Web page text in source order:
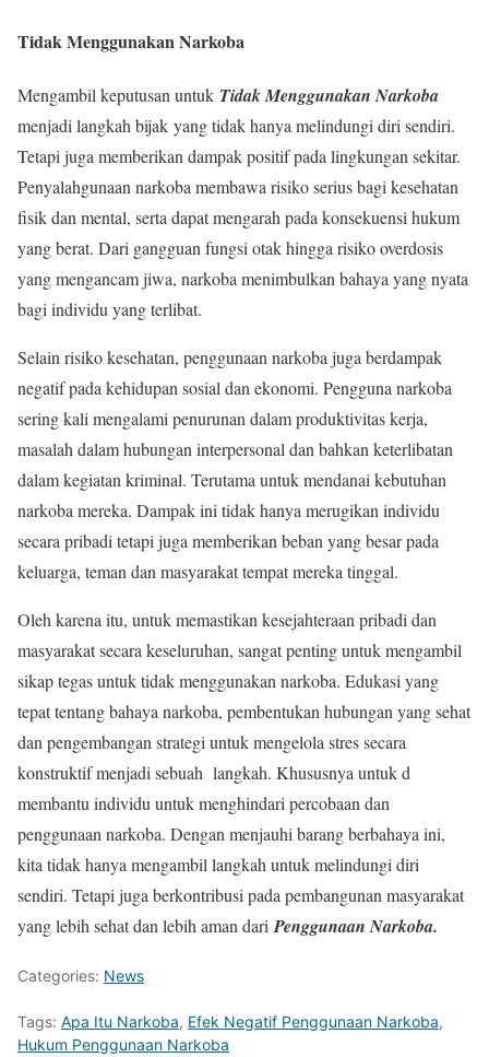
Tidak Menggunakan Narkoba
Mengambil keputusan untuk Tidak Menggunakan Narkoba
menjadi langkah bijak yang tidak hanya melindungi diri sendiri.
Tetapi juga memberikan dampak positif pada lingkungan sekitar.
Penyalahgunaan narkoba membawa risiko serius bagi kesehatan
fisik dan mental, serta dapat mengarah pada konsekuensi hukum
yang berat. Dari gangguan fungsi otak hingga risiko overdosis
yang mengancam jiwa, narkoba menimbulkan bahaya yang nyata
bagi individu yang terlibat.
Selain risiko kesehatan, penggunaan narkoba juga berdampak
negatif pada kehidupan sosial dan ekonomi. Pengguna narkoba
sering kali mengalami penurunan dalam produktivitas kerja,
masalah dalam hubungan interpersonal dan bahkan keterlibatan
dalam kegiatan kriminal. Terutama untuk mendanai kebutuhan
narkoba mereka. Dampak ini tidak hanya merugikan individu
secara pribadi tetapi juga memberikan beban yang besar pada
keluarga, teman dan masyarakat tempat mereka tinggal.
Oleh karena itu, untuk memastikan kesejahteraan pribadi dan
masyarakat secara keseluruhan, sangat penting untuk mengambil
sikap tegas untuk tidak menggunakan narkoba. Edukasi yang
tepat tentang bahaya narkoba, pembentukan hubungan yang sehat
dan pengembangan strategi untuk mengelola stres secara
konstruktif menjadi sebuah langkah. Khususnya untuk d
membantu individu untuk menghindari percobaan dan
penggunaan narkoba. Dengan menjauhi barang berbahaya ini,
kita tidak hanya mengambil langkah untuk melindungi diri
sendiri. Tetapi juga berkontribusi pada pembangunan masyarakat
yang lebih sehat dan lebih aman dariPenggunaan Narkoba.
Categories: News
Tags: Apa Itu Narkoba, Efek Negatif Penggunaan Narkoba,
Hukum Penggunaan Narkoba